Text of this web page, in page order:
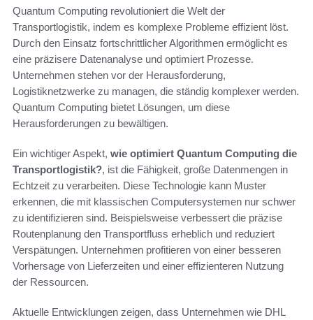
Quantum Computing revolutioniert die Welt der
Transportlogistik, indem es komplexe Probleme effizient löst.
Durch den Einsatz fortschrittlicher Algorithmen ermöglicht es
eine präzisere Datenanalyse und optimiert Prozesse.
Unternehmen stehen vor der Herausforderung,
Logistiknetzwerke zu managen, die ständig komplexer werden.
Quantum Computing bietet Lösungen, um diese
Herausforderungen zu bewältigen.
Ein wichtiger Aspekt, wie optimiert Quantum Computing die
Transportlogistik?, ist die Fähigkeit, große Datenmengen in
Echtzeit zu verarbeiten. Diese Technologie kann Muster
erkennen, die mit klassischen Computersystemen nur schwer
zu identifizieren sind. Beispielsweise verbessert die präzise
Routenplanung den Transportfluss erheblich und reduziert
Verspätungen. Unternehmen profitieren von einer besseren
Vorhersage von Lieferzeiten und einer effizienteren Nutzung
der Ressourcen.
Aktuelle Entwicklungen zeigen, dass Unternehmen wie DHL